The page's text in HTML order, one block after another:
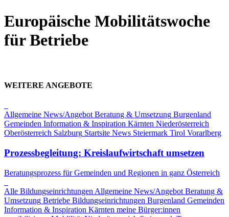
Europäische Mobilitätswoche
für Betriebe
WEITERE ANGEBOTE
Allgemeine News/Angebot Beratung & Umsetzung Burgenland
Gemeinden Information & Inspiration Kärnten Niederösterreich
Oberösterreich Salzburg Startsite News Steiermark Tirol Vorarlberg
Prozessbegleitung: Kreislaufwirtschaft umsetzen
Beratungsprozess für Gemeinden und Regionen in ganz Österreich
Alle Bildungseinrichtungen Allgemeine News/Angebot Beratung &
Umsetzung Betriebe Bildungseinrichtungen Burgenland Gemeinden
Information & Inspiration Kärnten meine Bürger:innen